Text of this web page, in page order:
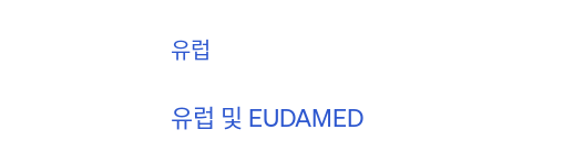
유럽
유럽 및 EUDAMED